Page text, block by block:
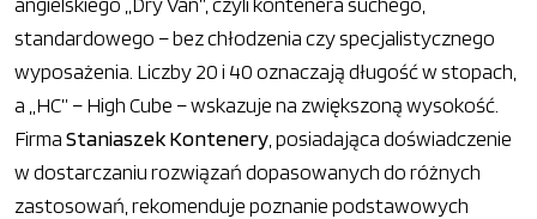
standardowego – bez chłodzenia czy specjalistycznego
wyposażenia. Liczby 20 i 40 oznaczają długość w stopach,
a „HC” – High Cube – wskazuje na zwiększoną wysokość.
FirmaStaniaszek Kontenery , posiadająca doświadczenie
w dostarczaniu rozwiązań dopasowanych do różnych
zastosowań, rekomenduje poznanie podstawowych